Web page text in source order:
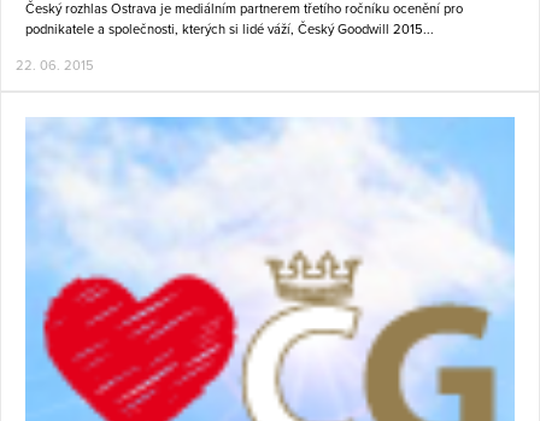
Český rozhlas Ostrava je mediálním partnerem třetího ročníku ocenění pro
podnikatele a společnosti, kterých si lidé váží, Český Goodwill 2015...
22. 06. 2015